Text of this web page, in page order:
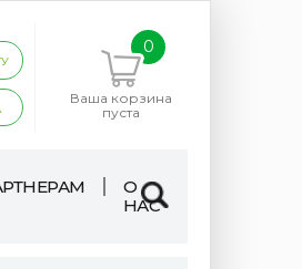
0
Ваша корзина
пуста
О
НАС